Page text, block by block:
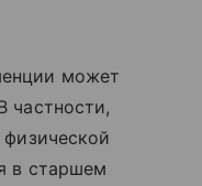
может
частности,
физической
в старшем